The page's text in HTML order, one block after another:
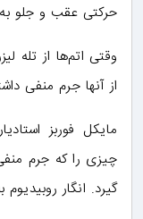
حرکتی عقب و جلو
وقتی اتم‌ها از تله
از آنها جرم منفی
مایکل فوربز
چیزی را که جرم
گیرد. انگار